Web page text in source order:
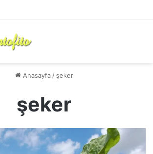
Anasayfa / şeker
şeker